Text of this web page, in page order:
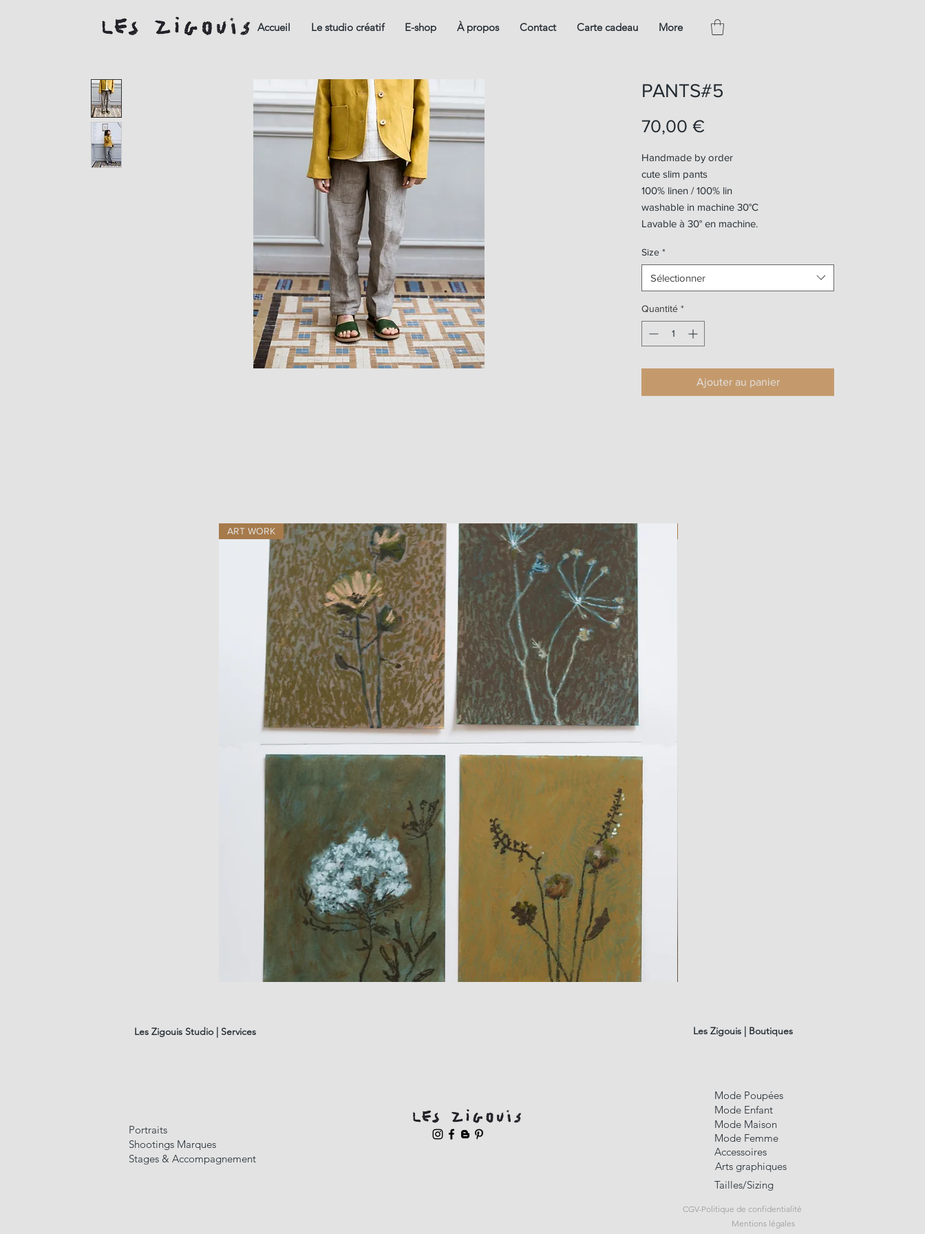
Accueil Le studio créatif E-shop À propos Contact Carte cadeau More
PANTS#5
70,00 €
Handmade by order
cute slim pants
100% linen / 100% lin
washable in machine 30°C
Lavable à 30° en machine.
Size *
Sélectionner
Quantité *
Ajouter au panier
ART WORK
Les Zigouis Studio | Services Les Zigouis | Boutiques
Mode Poupées
Portraits
Shootings Marques
Stages & Accompagnement
Mode Enfant
Mode Maison
Mode Femme
Accessoires
Arts graphiques
Tailles/Sizing
CGV-Politique de confidentialité
Mentions légales